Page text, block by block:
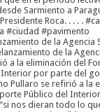
de la Agencia